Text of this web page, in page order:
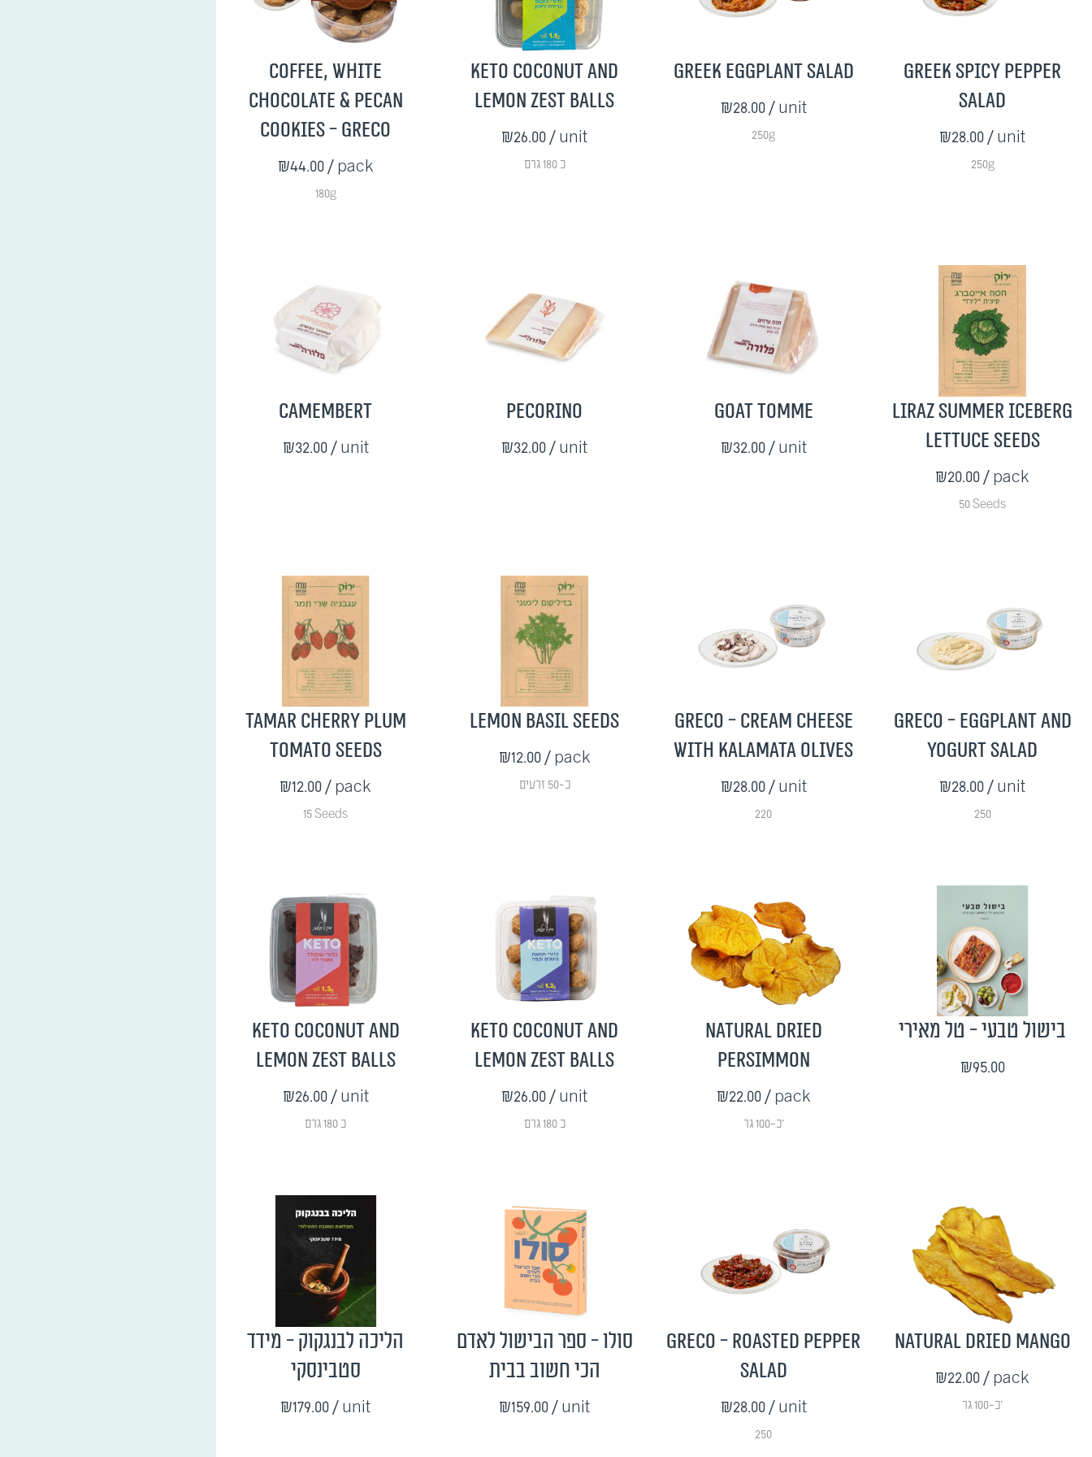
Coffee, White
Chocolate & Pecan
Cookies - Greco
₪44.00/ pack
180g
Keto Coconut and
Lemon Zest Balls
₪26.00/ unit
כ 180 גרם
Greek Eggplant Salad
₪28.00/ unit
250g
Greek Spicy Pepper
Salad
₪28.00/ unit
250g
Camembert
₪32.00/ unit
Pecorino
₪32.00/ unit
Goat Tomme
₪32.00/ unit
Liraz Summer Iceberg
Lettuce Seeds
₪20.00/ pack
50 Seeds
Tamar Cherry Plum
Tomato Seeds
₪12.00/ pack
15 Seeds
Lemon Basil Seeds
₪12.00/ pack
כ-50 זרעים
Greco - Cream Cheese
with Kalamata Olives
₪28.00/ unit
220
Greco - Eggplant and
Yogurt Salad
₪28.00/ unit
250
Keto Coconut and
Lemon Zest Balls
₪26.00/ unit
כ 180 גרם
Keto Coconut and
Lemon Zest Balls
₪26.00/ unit
כ 180 גרם
Natural Dried
Persimmon
₪22.00/ pack
כ-100 גר'
בישול טבעי - טל מאירי
₪95.00
הליכה לבנגקוק - מידד
סטבינסקי
₪179.00/ unit
סולו - ספר הבישול לאדם
הכי חשוב בבית
₪159.00/ unit
Greco - Roasted Pepper
Salad
₪28.00/ unit
250
Natural Dried Mango
₪22.00/ pack
כ-100 גר'